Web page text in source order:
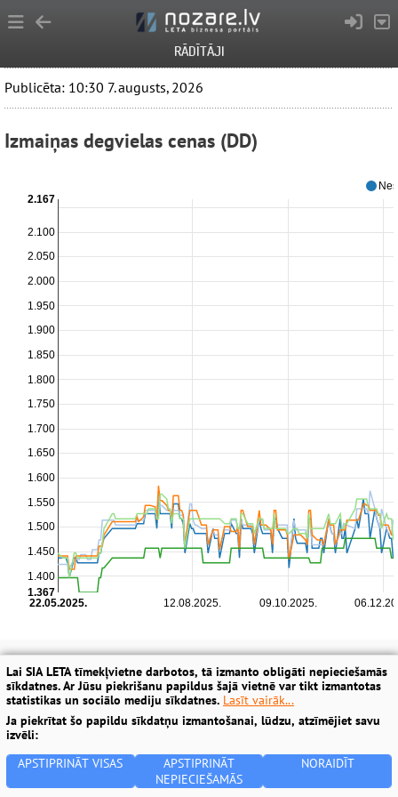
RĀDĪTĀJI
Publicēta: 10:30 7. augusts, 2026
Izmaiņas degvielas cenas (DD)
Lai SIA LETA tīmekļvietne darbotos, tā izmanto obligāti nepieciešamās
sīkdatnes. Ar Jūsu piekrišanu papildus šajā vietnē var tikt izmantotas
statistikas un sociālo mediju sīkdatnes. Lasīt vairāk...
Ja piekrītat šo papildu sīkdatņu izmantošanai, lūdzu, atzīmējiet savu
izvēli:
APSTIPRINĀT VISAS
APSTIPRINĀT
NEPIECIEŠAMĀS
NORAIDĪT